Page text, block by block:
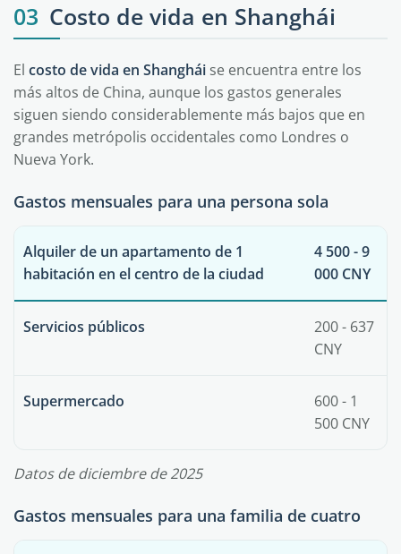
03 Costo de vida en Shanghái
El costo de vida en Shanghái se encuentra entre los
más altos de China, aunque los gastos generales
siguen siendo considerablemente más bajos que en
grandes metrópolis occidentales como Londres o
Nueva York.
Gastos mensuales para una persona sola
Alquiler de un apartamento de 1
habitación en el centro de la ciudad
4 500 - 9
000 CNY
Servicios públicos
200 - 637
CNY
Supermercado
600 - 1
500 CNY
Datos de diciembre de 2025
Gastos mensuales para una familia de cuatro